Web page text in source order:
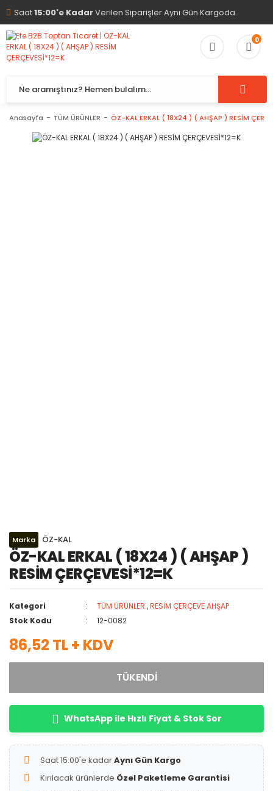
Saat15:00'e KadarVerilen Siparişler Aynı Gün Kargoda.
0
Anasayfa TÜM ÜRÜNLER ÖZ-KAL ERKAL ( 18X24 ) ( AHŞAP ) RESİM
Marka ÖZ-KAL
ÖZ-KAL ERKAL ( 18X24 ) ( AHŞAP )
RESİM ÇERÇEVESİ*12=K
Kategori TÜM ÜRÜNLER ,RESİM ÇERÇEVE AHŞAP
Stok Kodu
12-0082
86,52 TL + KDV
TÜKENDİ
WhatsApp ile Hızlı Fiyat & Stok Sor
Saat 15:00'e kadarAynı Gün Kargo
Kırılacak ürünlerde Özel Paketleme Garantisi